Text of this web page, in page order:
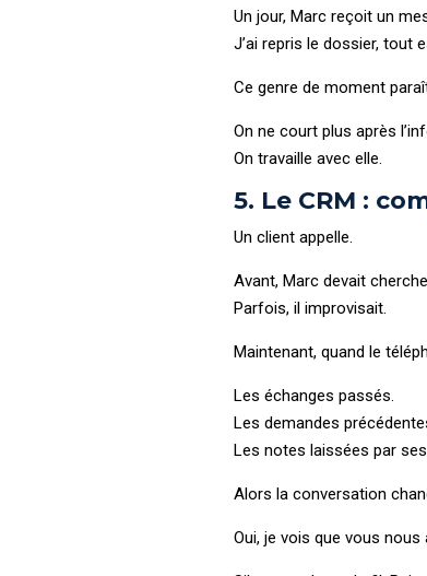
Un jour, Marc reçoit un
J’ai repris le dossier, tout
Ce genre de moment
On ne court plus après
On travaille avec elle.
5. Le CRM :
Un client appelle.
Avant, Marc devait
Parfois, il improvisait.
Maintenant, quand le
Les échanges passés.
Les demandes
Les notes laissées par
Alors la conversation
Oui, je vois que vous